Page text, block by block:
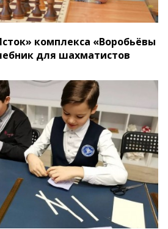
комплекса «Воробьёвы
для шахматистов